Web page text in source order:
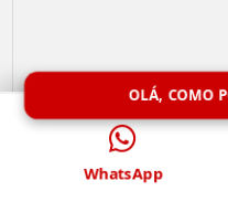
Limpeza
OLÁ, COMO
WhatsApp